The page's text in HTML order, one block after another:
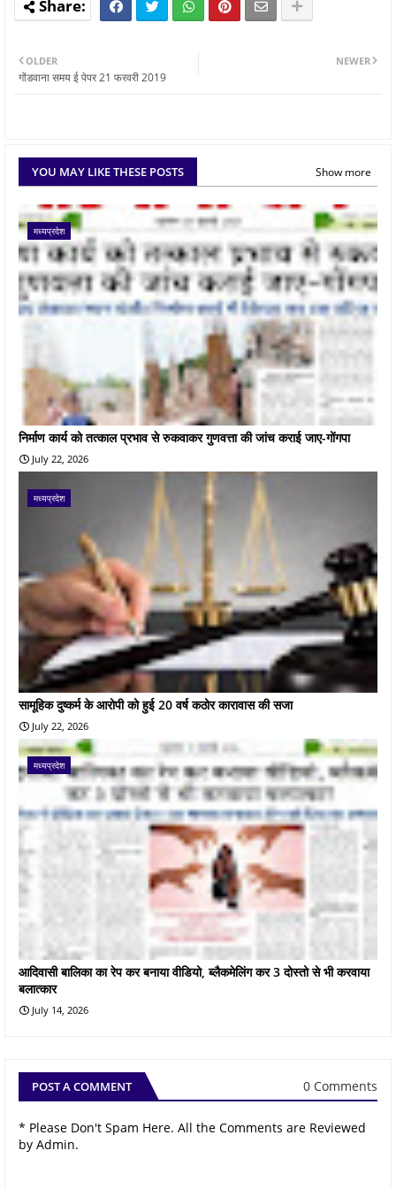
NEWER
OLDER
गोंडवाना समय ई पेपर 21 फरवरी 2019
YOU MAY LIKE THESE POSTS Show more
मध्यप्रदेश
निर्माण कार्य को तत्काल प्रभाव से रुकवाकर गुणवत्ता की जांच कराई जाए-गोंगपा
July 22, 2026
मध्यप्रदेश
सामूहिक दुष्कर्म के आरोपी को हुई 20 वर्ष कठोर कारावास की सजा
July 22, 2026
मध्यप्रदेश
आदिवासी बालिका का रेप कर बनाया वीडियो, ब्लैकमेलिंग कर 3 दोस्तो से भी करवाया
बलात्कार
July 14, 2026
POST A COMMENT 0 Comments
* Please Don't Spam Here. All the Comments are Reviewed
by Admin.